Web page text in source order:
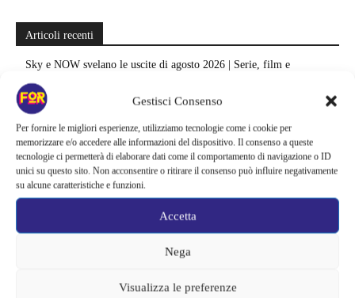
Gestisci Consenso
Per fornire le migliori esperienze, utilizziamo tecnologie come i cookie per
memorizzare e/o accedere alle informazioni del dispositivo. Il consenso a queste
tecnologie ci permetterà di elaborare dati come il comportamento di navigazione o ID
unici su questo sito. Non acconsentire o ritirare il consenso può influire negativamente
su alcune caratteristiche e funzioni.
Accetta
Nega
Visualizza le preferenze
Articoli recenti
Sky e NOW svelano le uscite di agosto 2026 | Serie, film e
documentari in arrivo: i titoli da non perdere
Spider-Man: Brand New Day riapre una vecchia ferita | Il finale
alimenta una nuova teoria: il dettaglio che coinvolge i due più amati
Barbie 2 rischia di saltare | Warner Bros. ha pochi mesi per trovare un
accordo: il dubbio che divide Hollywood
La bocca del diavolo arriva su Prime Video, squali e claustrofobia nel
nuovo survival horror: una vacanza diventa una trappola
scenario: una nuova sfida senza via di fuga